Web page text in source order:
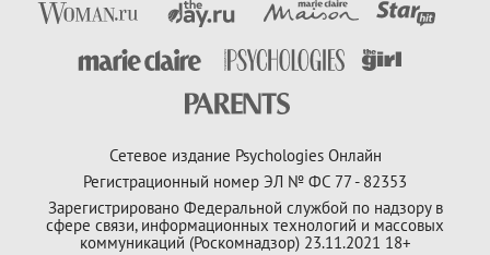
Сетевое издание Psychologies Онлайн
Регистрационный номер ЭЛ № ФС 77 - 82353
Зарегистрировано Федеральной службой по надзору в
сфере связи, информационных технологий и массовых
коммуникаций (Роскомнадзор) 23.11.2021 18+